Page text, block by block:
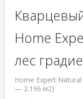
Home
лес
Home Expert
— 2.196 м2)